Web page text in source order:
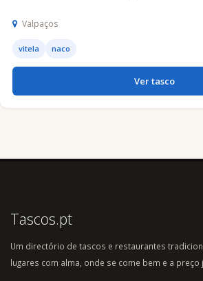
Valpaços
vitela naco
Ver tasco
Tascos.pt
Um directório de tascos e restaurantes
lugares com alma, onde se come bem e a preço